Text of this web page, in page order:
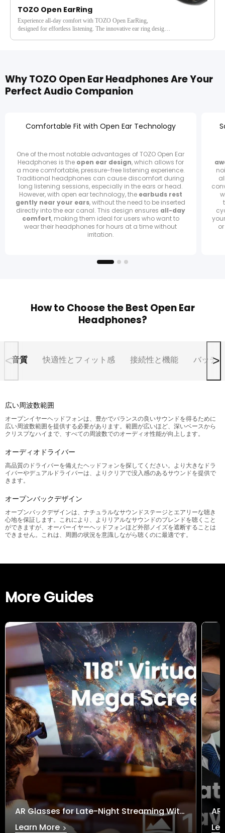
売り切れ
TOZO Open EarRing
Experience all-day comfort with TOZO Open EarRing,
designed for effortless listening. The innovative ear ring design
morning to night. The smart LED display on the charging case
keeps you updated, and the adaptive design lets you stay aware
of your surroundings whether you’re working, exercising, or
Why TOZO Open Ear Headphones Are Your
Perfect Audio Companion
Comfortable Fit with Open Ear Technology
One of the most notable advantages of TOZO Open Ear
Headphones is the open ear design, which allows for
a more comfortable, pressure-free listening experience.
Traditional headphones can cause discomfort during
long listening sessions, especially in the ears or head.
However, with open ear technology, the earbuds rest
gently near your ears, without the need to be inserted
directly into the ear canal. This design ensures all-day
comfort, making them ideal for users who want to
wear their headphones for hours at a time without
irritation.
How to Choose the Best Open Ear
Headphones?
音質 快適性とフィット感 接続性と機能 バッテ
< >
広い周波数範囲
オープンイヤーヘッドフォンは、豊かでバランスの良いサウンドを得るために
広い周波数範囲を提供する必要があります。範囲が広いほど、深いベースから
クリスプなハイまで、すべての周波数でのオーディオ性能が向上します。
オーディオドライバー
高品質のドライバーを備えたヘッドフォンを探してください。より大きなドラ
イバーやデュアルドライバーは、よりクリアで没入感のあるサウンドを提供で
きます。
オープンバックデザイン
オープンバックデザインは、ナチュラルなサウンドステージとエアリーな聴き
心地を保証します。これにより、よりリアルなサウンドのブレンドを聴くこと
ができますが、オーバーイヤーヘッドフォンほど外部ノイズを遮断することは
できません。これは、周囲の状況を意識しながら聴くのに最適です。
More Guides
AR Glasses for Late-Night Streaming Without Disturbing Others
Learn More >